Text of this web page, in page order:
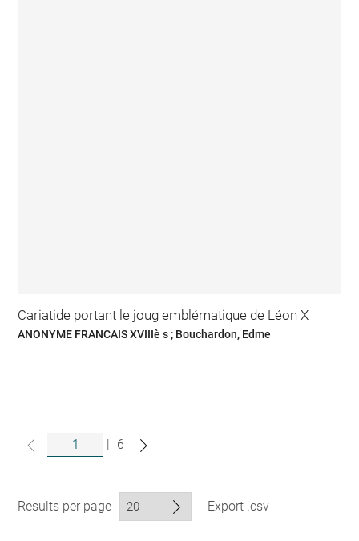
Cariatide portant le joug emblématique de Léon X
ANONYME FRANCAIS XVIIIè s ; Bouchardon, Edme
6
Results per page Export .csv